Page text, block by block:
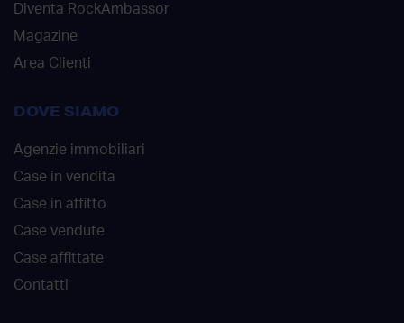
Diventa RockAmbassor
Magazine
Area Clienti
DOVE SIAMO
Agenzie immobiliari
Case in vendita
Case in affitto
Case vendute
Case affittate
Contatti